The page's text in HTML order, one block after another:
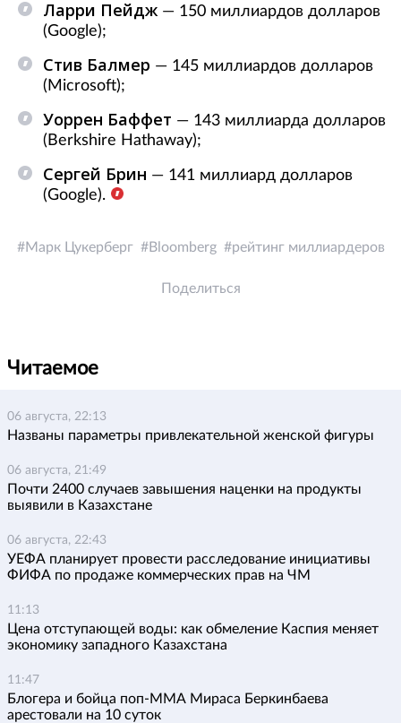
Ларри Пейдж — 150 миллиардов долларов
(Google);
Стив Балмер — 145 миллиардов долларов
(Microsoft);
Уоррен Баффет — 143 миллиарда долларов
(Berkshire Hathaway);
Сергей Брин — 141 миллиард долларов
(Google).
Марк Цукерберг Bloomberg рейтинг миллиардеров
Поделиться
Читаемое
06 августа, 22:13
Названы параметры привлекательной женской фигуры
06 августа, 21:49
Почти 2400 случаев завышения наценки на продукты
выявили в Казахстане
06 августа, 22:43
УЕФА планирует провести расследование инициативы
ФИФА по продаже коммерческих прав на ЧМ
11:13
Цена отступающей воды: как обмеление Каспия меняет
экономику западного Казахстана
11:47
Блогера и бойца поп-ММА Мираса Беркинбаева
арестовали на 10 суток